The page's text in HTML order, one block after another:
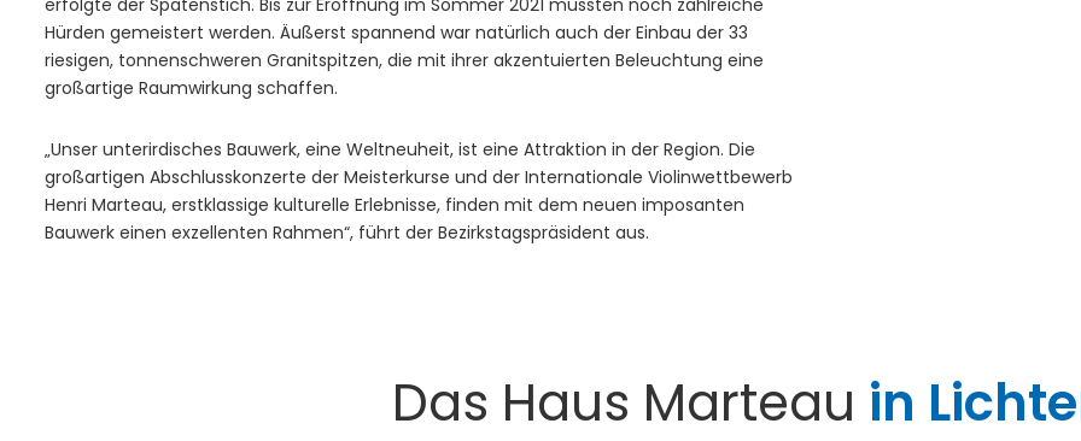
erfolgte der Spatenstich. Bis zur Eröffnung im Sommer 2021 mussten noch zahlreiche
Hürden gemeistert werden. Äußerst spannend war natürlich auch der Einbau der 33
riesigen, tonnenschweren Granitspitzen, die mit ihrer akzentuierten Beleuchtung eine
großartige Raumwirkung schaffen.
„Unser unterirdisches Bauwerk, eine Weltneuheit, ist eine Attraktion in der Region. Die
großartigen Abschlusskonzerte der Meisterkurse und der Internationale Violinwettbewerb
Henri Marteau, erstklassige kulturelle Erlebnisse, finden mit dem neuen imposanten
Bauwerk einen exzellenten Rahmen“, führt der Bezirkstagspräsident aus.
Das Haus Marteau in